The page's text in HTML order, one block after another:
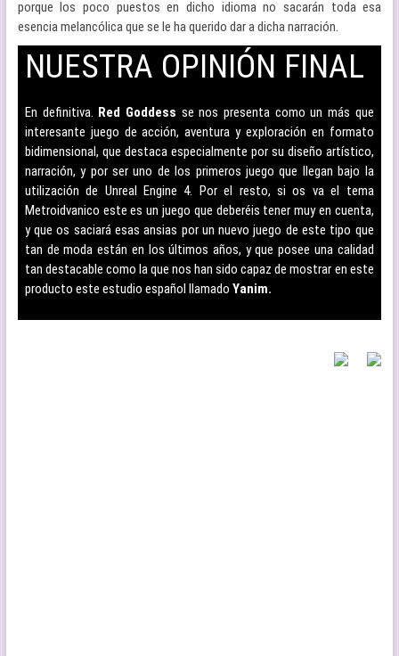
porque los poco puestos en dicho idioma no sacarán toda esa
esencia melancólica que se le ha querido dar a dicha narración.
NUESTRA OPINIÓN FINAL
En definitiva. Red Goddess se nos presenta como un más que
interesante juego de acción, aventura y exploración en formato
bidimensional, que destaca especialmente por su diseño artístico,
narración, y por ser uno de los primeros juego que llegan bajo la
utilización de Unreal Engine 4. Por el resto, si os va el tema
Metroidvanico este es un juego que deberéis tener muy en cuenta,
y que os saciará esas ansias por un nuevo juego de este tipo que
tan de moda están en los últimos años, y que posee una calidad
tan destacable como la que nos han sido capaz de mostrar en este
producto este estudio español llamado Yanim.